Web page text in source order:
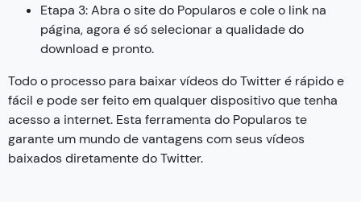
Etapa 3: Abra o site do Popularos e cole o link na
página, agora é só selecionar a qualidade do
download e pronto.
Todo o processo para baixar vídeos do Twitter é rápido e
fácil e pode ser feito em qualquer dispositivo que tenha
acesso a internet. Esta ferramenta do Popularos te
garante um mundo de vantagens com seus vídeos
baixados diretamente do Twitter.